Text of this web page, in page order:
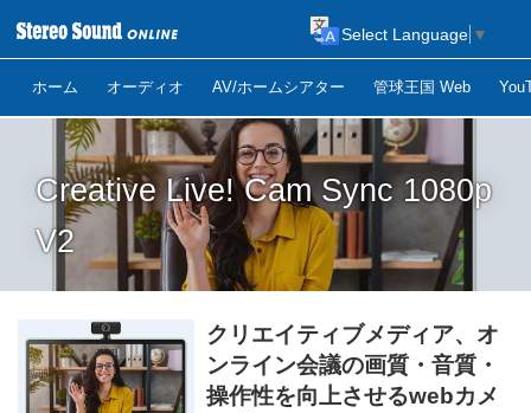
ホーム オーディオ AV/ホームシアター 管球王国 Web
Select Language ▼
Creative Live! Cam Sync 1080p
V2
クリエイティブメディア、オ
ンライン会議の画質・音質・
操作性を向上させるwebカメ